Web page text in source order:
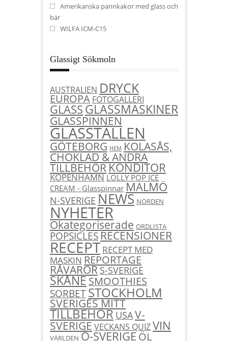
Amerikanska pannkakor med glass och
bär
WILFA ICM-C15
Glassigt Sökmoln
AUSTRALIEN DRYCK
EUROPA FOTOGALLERI
GLASSGLASSMASKINER
GLASSPINNEN
GLASSTÄLLEN
GÖTEBORG HEM KOLASÅS,
CHOKLAD & ANDRA
TILLBEHÖRKONDITOR
KÖPENHAMN LOLLY POP ICE
CREAM - Glasspinnar MALMÖ
N-SVERIGE NEWS NORDEN
NYHETER
Okategoriserade ORDLISTA
POPSICLESRECENSIONER
RECEPT RECEPT MED
MASKIN REPORTAGE
RÅVARORS-SVERIGE
SKÅNESMOOTHIES
SORBETSTOCKHOLM
SVERIGES MITT
TILLBEHÖR USAV-
SVERIGEVECKANS QUIZVIN
VÄRLDEN Ö-SVERIGEÖL